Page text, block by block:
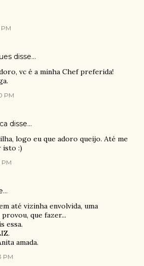
disse…
vc é a minha Chef preferida!
PM
disse…
logo eu que adoro queijo. Até me
isto :)
PM
até vizinha envolvida, uma
que fazer...
essa.
amada.
PM